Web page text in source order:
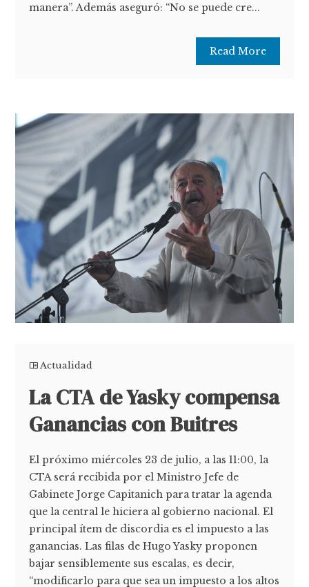
manera”. Además aseguró: “No se puede cre...
Read More
Actualidad
La CTA de Yasky compensa
Ganancias con Buitres
El próximo miércoles 23 de julio, a las 11:00, la
CTA será recibida por el Ministro Jefe de
Gabinete Jorge Capitanich para tratar la agenda
que la central le hiciera al gobierno nacional. El
principal ítem de discordia es el impuesto a las
ganancias. Las filas de Hugo Yasky proponen
bajar sensiblemente sus escalas, es decir,
“modificarlo para que sea un impuesto a los altos